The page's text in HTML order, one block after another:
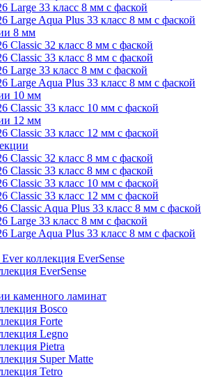
Large 33 класс 8 мм с фаской
Large Aqua Plus 33 класс 8 мм с фаской
8 мм
Classic 32 класс 8 мм с фаской
Classic 33 класс 8 мм с фаской
Large 33 класс 8 мм с фаской
Large Aqua Plus 33 класс 8 мм с фаской
10 мм
Classic 33 класс 10 мм с фаской
12 мм
Classic 33 класс 12 мм с фаской
Classic 32 класс 8 мм с фаской
Classic 33 класс 8 мм с фаской
Classic 33 класс 10 мм с фаской
Classic 33 класс 12 мм с фаской
Classic Aqua Plus 33 класс 8 мм с фаской
Large 33 класс 8 мм с фаской
Large Aqua Plus 33 класс 8 мм с фаской
коллекция EverSense
EverSense
каменного ламинат
Bosco
Forte
Legno
Pietra
Super Matte
Tetro